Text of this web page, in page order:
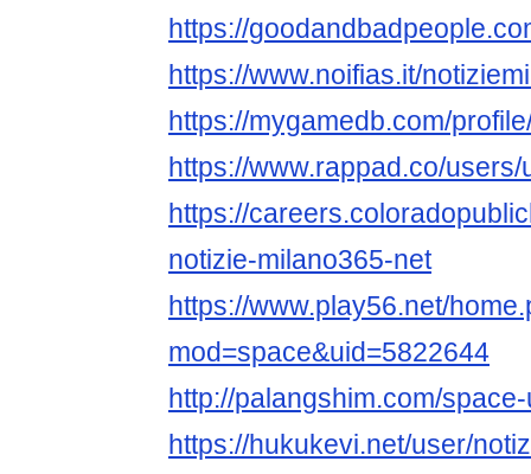
https://
https://www.noifias.it/
https://mygamedb.com/
https://www.rappad.co/
https://
notizie-milano365-net
https://www.play56.net/
mod=space&uid=5822644
http://palangshim.com/
https://hukukevi.net/user/